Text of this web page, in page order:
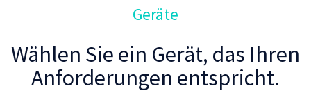
Geräte
Wählen Sie ein Gerät, das Ihren
Anforderungen entspricht.